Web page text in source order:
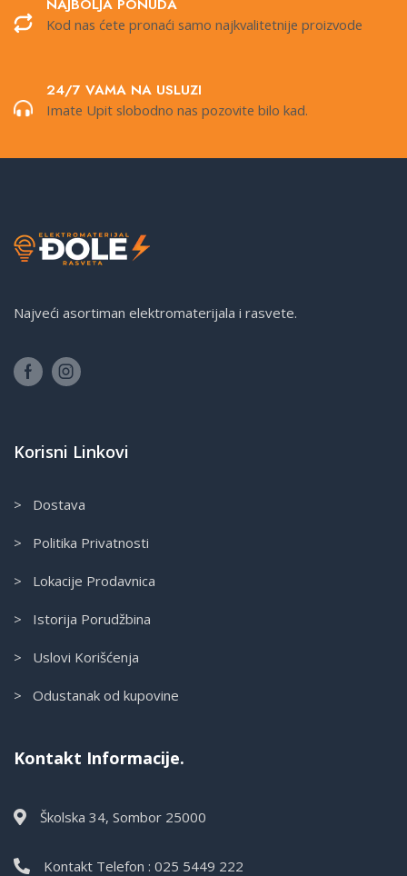
NAJBOLJA PONUDA
Kod nas ćete pronaći samo najkvalitetnije proizvode
24/7 VAMA NA USLUZI
Imate Upit slobodno nas pozovite bilo kad.
Najveći asortiman elektromaterijala i rasvete.
Korisni Linkovi
> Dostava
> Politika Privatnosti
> Lokacije Prodavnica
> Istorija Porudžbina
> Uslovi Korišćenja
> Odustanak od kupovine
Kontakt Informacije.
Školska 34, Sombor 25000
Kontakt Telefon : 025 5449 222